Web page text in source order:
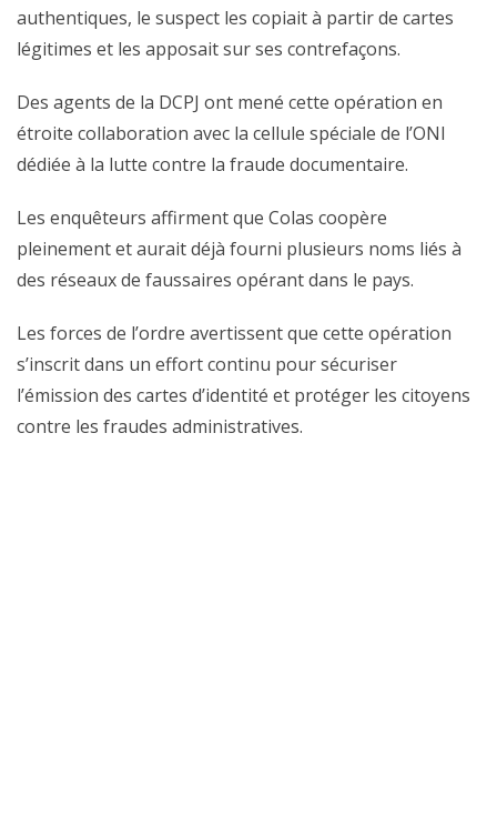
authentiques, le suspect les copiait à partir de cartes
légitimes et les apposait sur ses contrefaçons.
Des agents de la DCPJ ont mené cette opération en
étroite collaboration avec la cellule spéciale de l’ONI
dédiée à la lutte contre la fraude documentaire.
Les enquêteurs affirment que Colas coopère
pleinement et aurait déjà fourni plusieurs noms liés à
des réseaux de faussaires opérant dans le pays.
Les forces de l’ordre avertissent que cette opération
s’inscrit dans un effort continu pour sécuriser
l’émission des cartes d’identité et protéger les citoyens
contre les fraudes administratives.